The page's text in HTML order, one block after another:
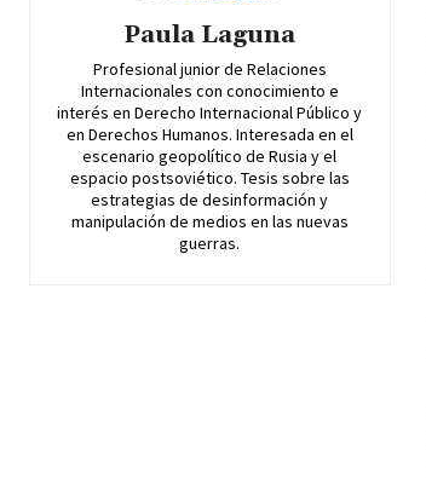
Paula Laguna
Profesional junior de Relaciones
Internacionales con conocimiento e
interés en Derecho Internacional Público y
en Derechos Humanos. Interesada en el
escenario geopolítico de Rusia y el
espacio postsoviético. Tesis sobre las
estrategias de desinformación y
manipulación de medios en las nuevas
guerras.